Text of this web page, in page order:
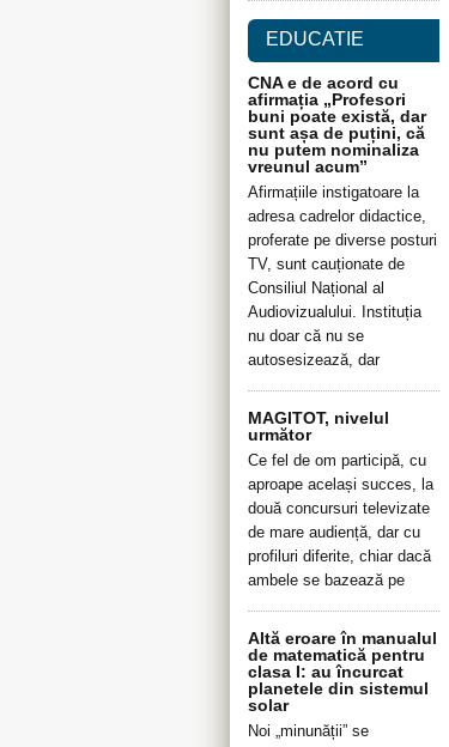
EDUCATIE
CNA e de acord cu
afirmația „Profesori
buni poate există, dar
sunt așa de puțini, că
nu putem nominaliza
vreunul acum”
Afirmațiile instigatoare la
adresa cadrelor didactice,
proferate pe diverse posturi
TV, sunt cauționate de
Consiliul Național al
Audiovizualului. Instituția
nu doar că nu se
autosesizează, dar
MAGITOT, nivelul
următor
Ce fel de om participă, cu
aproape același succes, la
două concursuri televizate
de mare audiență, dar cu
profiluri diferite, chiar dacă
ambele se bazează pe
Altă eroare în manualul
de matematică pentru
clasa I: au încurcat
planetele din sistemul
solar
Noi „minunății” se